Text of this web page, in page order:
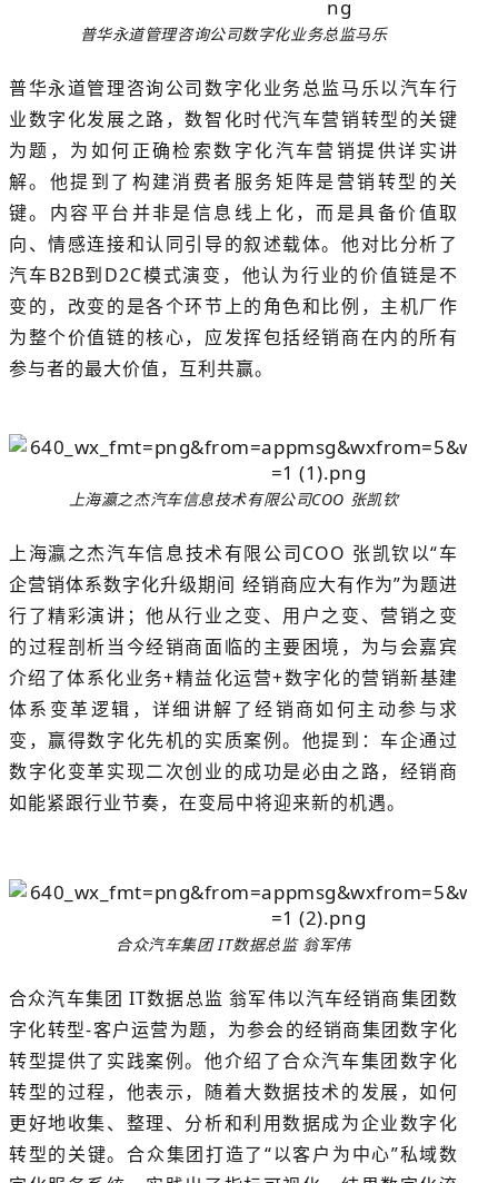
普华永道管理咨询公司数字化业务总监马乐
普华永道管理咨询公司数字化业务总监马乐以汽车行
业数字化发展之路，数智化时代汽车营销转型的关键
为题，为如何正确检索数字化汽车营销提供详实讲
解。他提到了构建消费者服务矩阵是营销转型的关
键。内容平台并非是信息线上化，而是具备价值取
向、情感连接和认同引导的叙述载体。他对比分析了
汽车B2B到D2C模式演变，他认为行业的价值链是不
变的，改变的是各个环节上的角色和比例，主机厂作
为整个价值链的核心，应发挥包括经销商在内的所有
参与者的最大价值，互利共赢。
上海瀛之杰汽车信息技术有限公司COO 张凯钦
上海瀛之杰汽车信息技术有限公司COO 张凯钦以“车
企营销体系数字化升级期间 经销商应大有作为”为题进
行了精彩演讲；他从行业之变、用户之变、营销之变
的过程剖析当今经销商面临的主要困境，为与会嘉宾
介绍了体系化业务+精益化运营+数字化的营销新基建
体系变革逻辑，详细讲解了经销商如何主动参与求
变，赢得数字化先机的实质案例。他提到：车企通过
数字化变革实现二次创业的成功是必由之路，经销商
如能紧跟行业节奏，在变局中将迎来新的机遇。
合众汽车集团 IT数据总监 翁军伟
合众汽车集团 IT数据总监 翁军伟以汽车经销商集团数
字化转型-客户运营为题，为参会的经销商集团数字化
转型提供了实践案例。他介绍了合众汽车集团数字化
转型的过程，他表示，随着大数据技术的发展，如何
更好地收集、整理、分析和利用数据成为企业数字化
转型的关键。合众集团打造了“以客户为中心”私域数